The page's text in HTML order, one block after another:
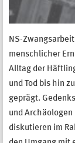
NS-
menschlicher
Alltag der
und Tod bis hin
geprägt.
und Archäologen
diskutieren im